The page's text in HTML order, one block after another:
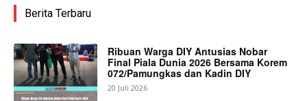
Berita Terbaru
Ribuan Warga DIY Antusias Nobar
Final Piala Dunia 2026 Bersama Korem
072/Pamungkas dan Kadin DIY
20 Juli 2026